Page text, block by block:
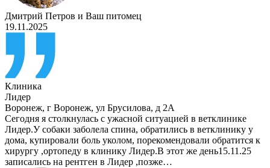
Дмитрий Петров и Ваш питомец
19.11.2025
Клиника
Лидер
Воронеж, г Воронеж, ул Брусилова, д 2А
Сегодня я столкнулась с ужасной ситуацией в ветклинике
Лидер.У собаки заболела спина, обратились в ветклинику у
дома, купировали боль уколом, порекомендовали обратится к
хирургу ,ортопеду в клинику Лидер.В этот же день15.11.25
записались на рентген в Лидер ,позже…